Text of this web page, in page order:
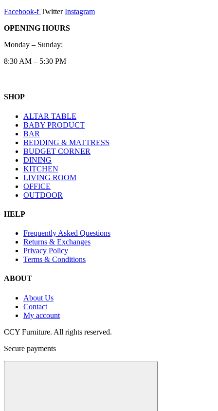
Facebook-f Twitter Instagram
OPENING HOURS
Monday – Sunday:
8:30 AM – 5:30 PM
SHOP
ALTAR TABLE
BABY PRODUCT
BAR
BEDDING & MATTRESS
BUDGET CORNER
DINING
KITCHEN
LIVING ROOM
OFFICE
OUTDOOR
HELP
Frequently Asked Questions
Returns & Exchanges
Privacy Policy
Terms & Conditions
ABOUT
About Us
Contact
My account
CCY Furniture. All rights reserved.
Secure payments